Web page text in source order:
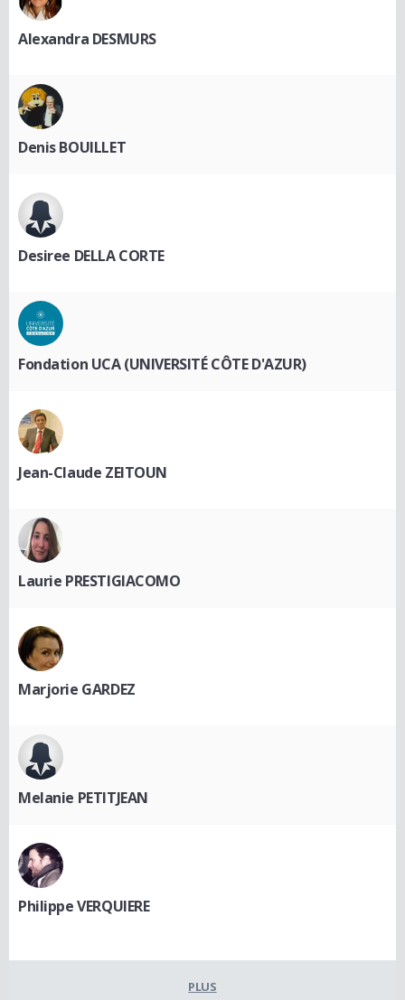
Alexandra DESMURS
Denis BOUILLET
Desiree DELLA CORTE
Fondation UCA (UNIVERSITÉ CÔTE D'AZUR)
Jean-Claude ZEITOUN
Laurie PRESTIGIACOMO
Marjorie GARDEZ
Melanie PETITJEAN
Philippe VERQUIERE
PLUS